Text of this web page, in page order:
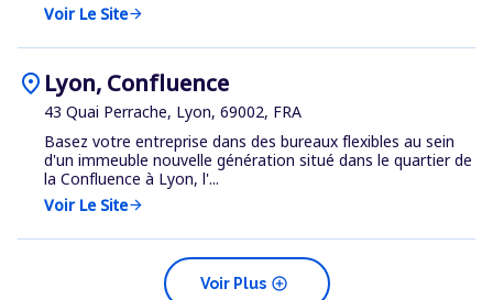
Voir Le Sitearrow_forward
location_on Lyon, Confluence
43 Quai Perrache, Lyon, 69002, FRA
Basez votre entreprise dans des bureaux flexibles au sein
d'un immeuble nouvelle génération situé dans le quartier de
la Confluence à Lyon, l'...
Voir Le Sitearrow_forward
add_circle
Voir Plus